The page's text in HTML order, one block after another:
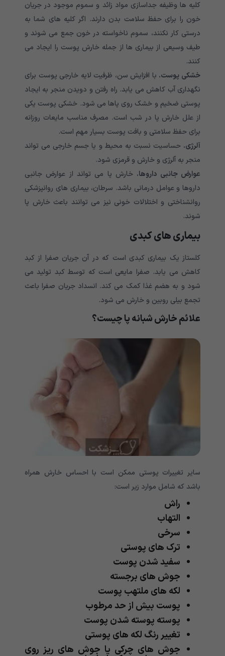
کلیه ها وظیفه جداسازی مواد زائد و سموم موجود در جریان
خون را برای حفظ سلامت بدن دارند. اگر کلیه های شما به
درستی کار نکنند، سموم ناخواسته در خون جمع می شوند و
طیف وسیعی از بیماری ها از جمله خارش پوست را ایجاد می
کنند.
خشکی پوست. با افزایش سن، ظرفیت لایه خارجی پوست برای
نگهداری آب کاهش می یابد. راه رفتن و دویدن منجر به ایجاد
پوستی ضخیم و خشک روی پاها می شود. خشکی پوست یکی
از علل خارش پا در شب است. مصرف مناسب مایعات روزانه
برای حفظ سلامتی و بافت پوست بسیار مهم است.
آلرژی. حساسیت نسبت به محیط و یا جسم خارجی می تواند
منجر به آلرژی و خارش و قرمزی شود.
عوارض جانبی داروها. خارش پا می تواند از عوارض جانبی
داروها و عوامل درمانی باشد. سرطان، بیماری های روانپزشکی
روانشناختی و اختلالات خونی نیز می توانند باعث خارش پا
شوند.
بیماری های کبدی
کلستاز یک بیماری کبدی است که در آن جریان صفرا از کبد
کاهش می یابد. صفرا مایعی است که توسط کبد تولید می
شود و به هضم غذا کمک می کند. انسداد جریان صفرا باعث
تجمع بیلی روبین و خارش می شود.
علائم خارش شبانه پا چیست؟
سایر تغییرات پوستی ممکن است با احساس خارش همراه
باشد که شامل موارد زیر است:
راش
التهاب
سرخی
ترک های پوستی
سفید شدن پوست
جوش های برجسته
لکه های ملتهب پوست
پوست بیش از حد مرطوب
پوسته پوسته شدن پوست
تغییر رنگ لکه های پوستی
جوش های چرکی یا جوش های ریز روی